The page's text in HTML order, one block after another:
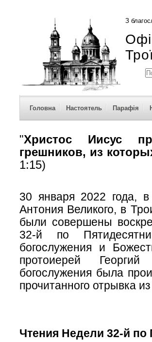
З
Головна Настоятель Парафія
"Христос Иисус
грешников, из
1:15)
30 января 2022 года,
Антония Великого, в
были совершены
32-й по
богослужения и
протоиерей
богослужения была
прочитанного отрывка
Чтения Недели 32-й по